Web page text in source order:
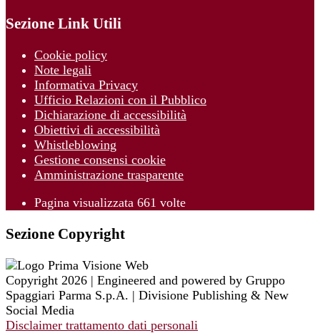
Sezione Link Utili
Cookie policy
Note legali
Informativa Privacy
Ufficio Relazioni con il Pubblico
Dichiarazione di accessibilità
Obiettivi di accessibilità
Whistleblowing
Gestione consensi cookie
Amministrazione trasparente
Pagina visualizzata 661 volte
Sezione Copyright
Copyright 2026 | Engineered and powered by Gruppo
Spaggiari Parma S.p.A. | Divisione Publishing & New
Social Media
Disclaimer trattamento dati personali